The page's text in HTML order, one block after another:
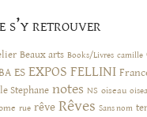
s’y retrouver
Beaux arts Books/Livres camille
ES EXPOS FELLINI
Stephane notes NS oiseau
rue rêve Rêves Sans nom